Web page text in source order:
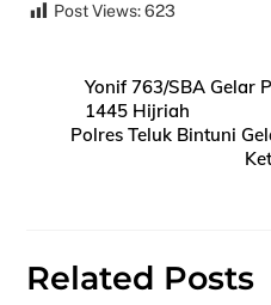
Post Views: 623
Yonif 763/SBA Gelar
1445 Hijriah
Polres Teluk Bintuni
Related Posts